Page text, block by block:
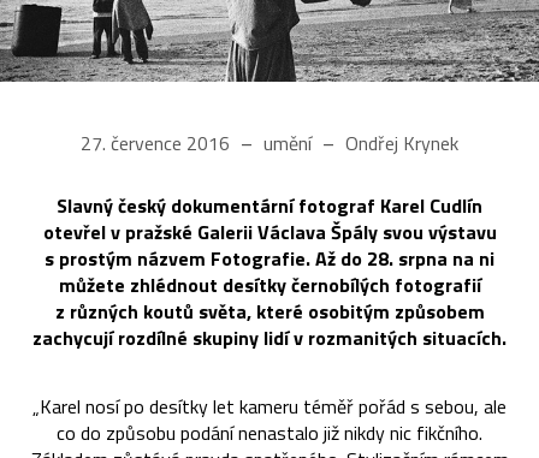
27. července 2016 umění Ondřej Krynek
Slavný český dokumentární fotograf Karel Cudlín
otevřel v pražské Galerii Václava Špály svou výstavu
s prostým názvem Fotografie. Až do 28. srpna na ni
můžete zhlédnout desítky černobílých fotografií
z různých koutů světa, které osobitým způsobem
zachycují rozdílné skupiny lidí v rozmanitých situacích.
„Karel nosí po desítky let kameru téměř pořád s sebou, ale
co do způsobu podání nenastalo již nikdy nic fikčního.